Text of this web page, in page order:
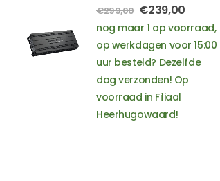
Renault
Rover
out of 5
€299,00 Oorspronkelijke
prijs
was:
€299,00.
€239,00Huidige
prijs
is:
€239,00.
nog maar 1 op voorraad,
op werkdagen voor 15:00
uur besteld? Dezelfde
dag verzonden! Op
voorraad in Filiaal
Heerhugowaard!